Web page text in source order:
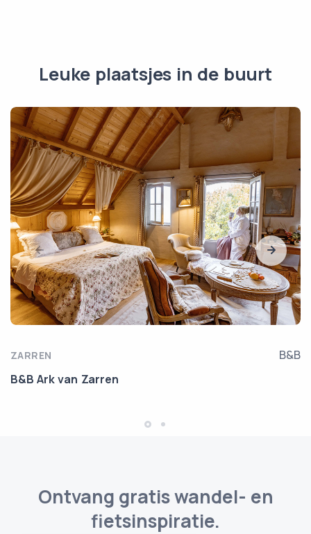
Leuke plaatsjes in de buurt
ZARREN
B&B
B&B Ark van Zarren
Ontvang gratis wandel- en
fietsinspiratie.